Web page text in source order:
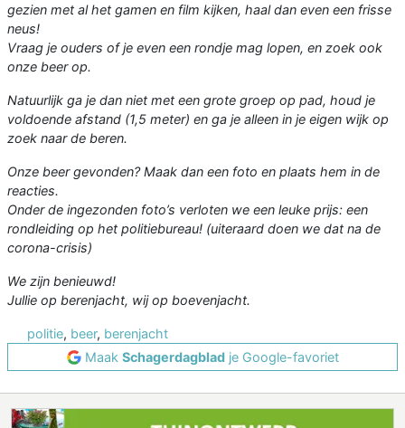
gezien met al het gamen en film kijken, haal dan even een frisse
neus!
Vraag je ouders of je even een rondje mag lopen, en zoek ook
onze beer op.
Natuurlijk ga je dan niet met een grote groep op pad, houd je
voldoende afstand (1,5 meter) en ga je alleen in je eigen wijk op
zoek naar de beren.
Onze beer gevonden? Maak dan een foto en plaats hem in de
reacties.
Onder de ingezonden foto’s verloten we een leuke prijs: een
rondleiding op het politiebureau! (uiteraard doen we dat na de
corona-crisis)
We zijn benieuwd!
Jullie op berenjacht, wij op boevenjacht.
politie, beer, berenjacht
Maak Schagerdagbladje Google-favoriet